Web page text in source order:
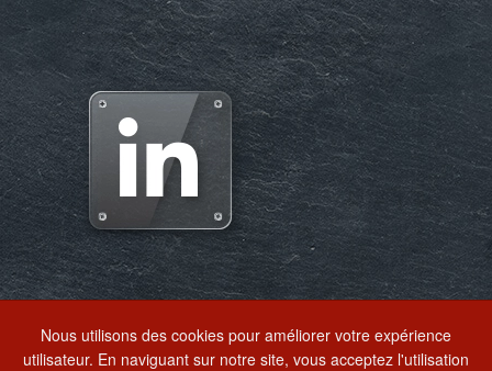
Nous utilisons des cookies pour améliorer votre expérience
utilisateur. En naviguant sur notre site, vous acceptez l'utilisation
EXTRANET